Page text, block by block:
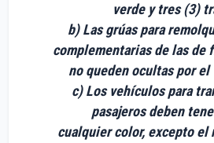
verde y tres (3)
b) Las grúas para
complementarias de las de
no queden ocultas por
c) Los vehículos para
pasajeros deben
cualquier color, excepto el